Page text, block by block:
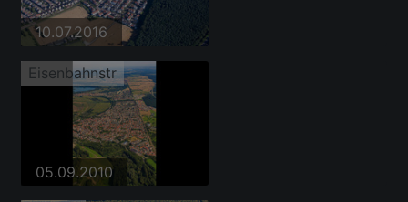
10.07.2016
Eisenbahnstr
05.09.2010